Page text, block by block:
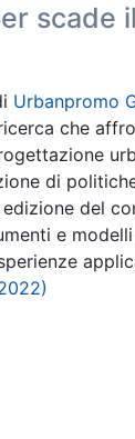
scade
Urbanpromo
che
di
del
e